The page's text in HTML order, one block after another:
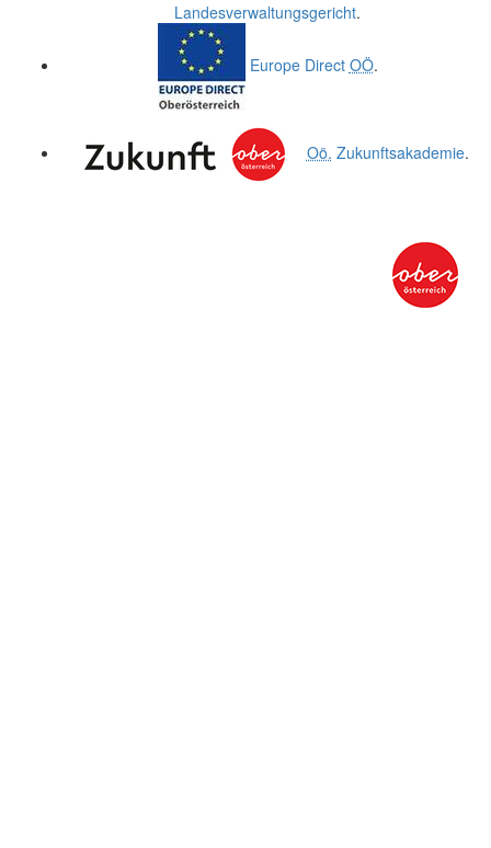
Landesverwaltungsgericht.
Europe Direct OÖ.
Oö. Zukunftsakademie.